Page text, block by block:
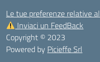
Le tue preferenze relative
Inviaci un FeedBack
Copyright © 2023
Powered by Picieffe Srl